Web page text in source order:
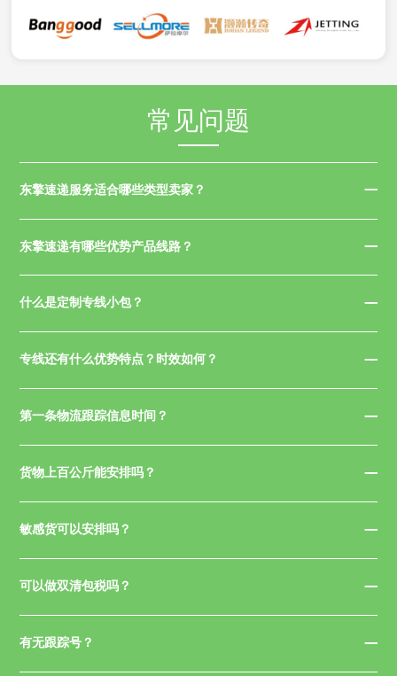
常见问题
东擎速递服务适合哪些类型卖家？
东擎速递有哪些优势产品线路？
什么是定制专线小包？
专线还有什么优势特点？时效如何？
第一条物流跟踪信息时间？
货物上百公斤能安排吗？
敏感货可以安排吗？
可以做双清包税吗？
有无跟踪号？